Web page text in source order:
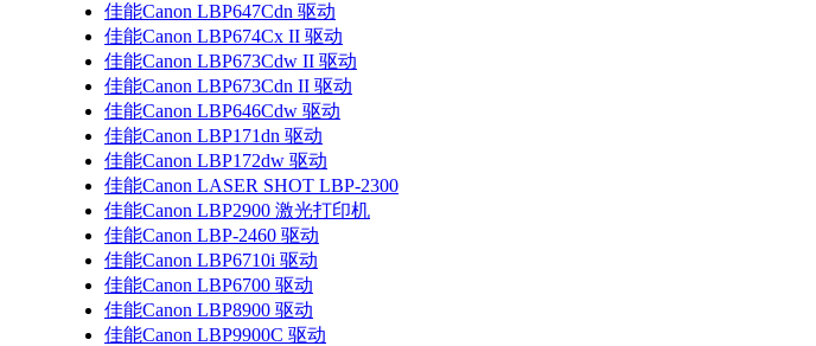
佳能Canon LBP647Cdn 驱动
佳能Canon LBP674Cx II 驱动
佳能Canon LBP673Cdw II 驱动
佳能Canon LBP673Cdn II 驱动
佳能Canon LBP646Cdw 驱动
佳能Canon LBP171dn 驱动
佳能Canon LBP172dw 驱动
佳能Canon LASER SHOT LBP-2300
佳能Canon LBP2900 激光打印机
佳能Canon LBP-2460 驱动
佳能Canon LBP6710i 驱动
佳能Canon LBP6700 驱动
佳能Canon LBP8900 驱动
佳能Canon LBP9900C 驱动